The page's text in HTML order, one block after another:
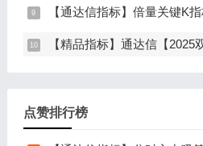
【通达信指标】倍量关键K指标公式，倍量三
【精品指标】通达信【2025双紫擒龙】指标，新版主图、
点赞排行榜